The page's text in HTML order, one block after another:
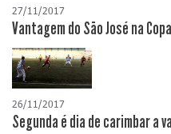
27/11/2017
Vantagem do São José na
26/11/2017
Segunda é dia de carimbar a